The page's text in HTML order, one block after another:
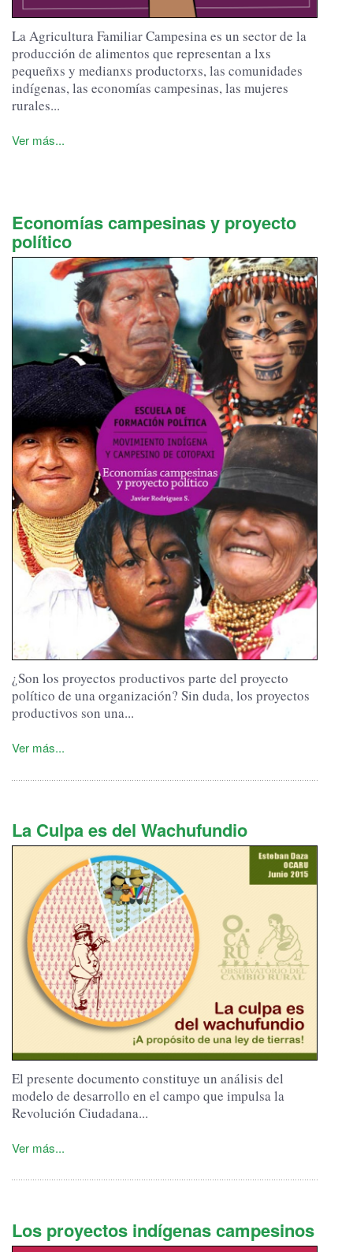
La Agricultura Familiar Campesina es un sector de la
producción de alimentos que representan a lxs
pequeñxs y medianxs productorxs, las comunidades
indígenas, las economías campesinas, las mujeres
rurales...
Ver más...
Economías campesinas y proyecto
político
¿Son los proyectos productivos parte del proyecto
político de una organización? Sin duda, los proyectos
productivos son una...
Ver más...
La Culpa es del Wachufundio
El presente documento constituye un análisis del
modelo de desarrollo en el campo que impulsa la
Revolución Ciudadana...
Ver más...
Los proyectos indígenas campesinos